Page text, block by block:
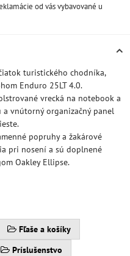
od vás vybavované u
turistického chodníka,
Enduro 25LT 4.0.
vrecká na notebook a
vnútorný organizačný panel
popruhy a žakárové
pri nosení a sú doplnené
Oakley Ellipse.
Fľaše a košíky
Príslušenstvo